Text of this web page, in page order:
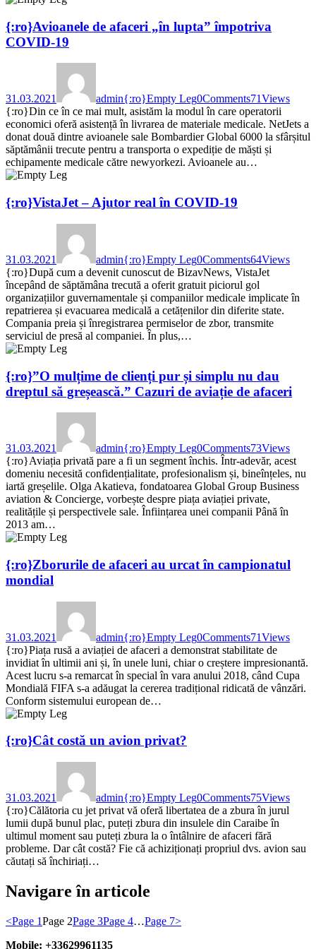
{:ro}Avioanele de afaceri „în lupta” împotriva
COVID-19
31.03.2021 admin{:ro}Empty Leg0Comments71Views
{:ro}Din ce în ce mai mult, asistăm la modul în care operatorii
economici oferă asistență în livrarea de materiale medicale. NetJets a
donat două dintre avioanele sale Bombardier Global 6000 la sfârșitul
săptămânii trecute pentru a transporta o expediție de măști și
echipamente medicale către newyorkezi. Avioanele au…
{:ro}VistaJet – Ajutor real în COVID-19
31.03.2021 admin{:ro}Empty Leg0Comments64Views
{:ro}După cum a devenit cunoscut de BizavNews, VistaJet
începând de săptămâna trecută a oferit gratuit piciorul gol
organizațiilor guvernamentale și companiilor medicale implicate în
repatrierea și evacuarea medicală a cetățenilor din diferite state.
Compania preia și înregistrarea permiselor de zbor, transmite
serviciul de presă al companiei. În plus,…
{:ro}”O mulțime de clienți pur și simplu nu dau
dreptul să greșească.” Cazuri de aviație de afaceri
31.03.2021 admin{:ro}Empty Leg0Comments73Views
{:ro}Aviația privată pare a fi un segment închis. Într-adevăr, acest
domeniu necesită confidențialitate, profesionalism și, bineînțeles, nu
iartă greșelile. Olga Akatieva, fondatoarea Global Group Business
aviation & Concierge, vorbește despre piața aviației private,
realitățile și perspectivele sale. Înființarea unei companii Până în
2013 am…
{:ro}Zborurile de afaceri au urcat în campionatul
mondial
31.03.2021 admin{:ro}Empty Leg0Comments71Views
{:ro}Piața rusă a aviației de afaceri a demonstrat stabilitate de
invidiat în ultimii ani și, în unele luni, chiar o creștere impresionantă.
Acest lucru s-a remarcat în special în vara anului 2018, când Cupa
Mondială FIFA s-a adăugat la cererea tradițional ridicată de vânzări.
Conform sistemului european de…
{:ro}Cât costă un avion privat?
31.03.2021 admin{:ro}Empty Leg0Comments75Views
{:ro}Călătoria cu jet privat vă oferă libertatea de a zbura în jurul
lumii după bunul plac, puteți zbura din insulele din Caraibe în
ultimul moment sau puteți zbura la o întâlnire de afaceri fără
probleme. Dar cât costă? Fie că achiziționați propriul dvs. avion sau
căutați să închiriați…
Navigare în articole
<Page 1Page 2Page 3Page 4…Page 7>
Mobile: +33629961135